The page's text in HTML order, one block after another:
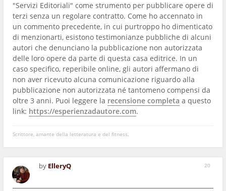
"Servizi Editoriali" come strumento per pubblicare opere di
terzi senza un regolare contratto. Come ho accennato in
un commento precedente, in cui purtroppo ho dimenticato
di menzionarti, esistono testimonianze pubbliche di alcuni
autori che denunciano la pubblicazione non autorizzata
delle loro opere da parte di questa casa editrice. In un
caso specifico, reperibile online, gli autori affermano di
non aver ricevuto alcuna comunicazione riguardo alla
pubblicazione non autorizzata né tantomeno compensi da
oltre 3 anni. Puoi leggere la recensione completa a questo
link: https://esperienzadautore.com.
Scrittore, amante della letteratura e del fitness.
20
by ElleryQ